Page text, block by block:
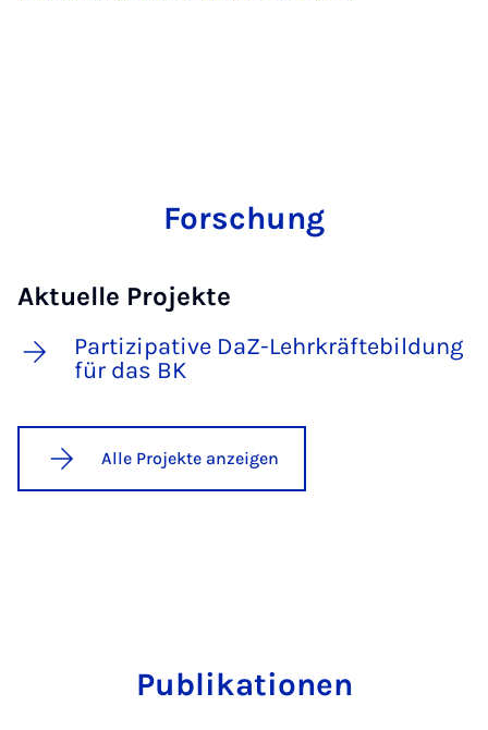
Forschung
Aktuelle Projekte
Partizipative DaZ-Lehrkräftebildung
für das BK
Alle Projekte anzeigen
Publikationen